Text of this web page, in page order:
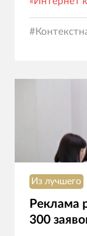
#
Из лучшего
Реклама
300